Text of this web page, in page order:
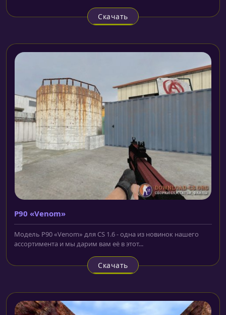
Скачать
P90 «Venom»
Модель P90 «Venom» для CS 1.6 - одна из новинок нашего
ассортимента и мы дарим вам её в этот...
Скачать